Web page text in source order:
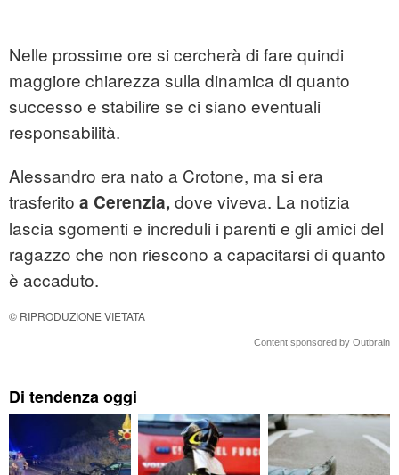
Nelle prossime ore si cercherà di fare quindi
maggiore chiarezza sulla dinamica di quanto
successo e stabilire se ci siano eventuali
responsabilità.
Alessandro era nato a Crotone, ma si era
trasferito a Cerenzia, dove viveva. La notizia
lascia sgomenti e increduli i parenti e gli amici del
ragazzo che non riescono a capacitarsi di quanto
è accaduto.
© RIPRODUZIONE VIETATA
Content sponsored by Outbrain
Di tendenza oggi